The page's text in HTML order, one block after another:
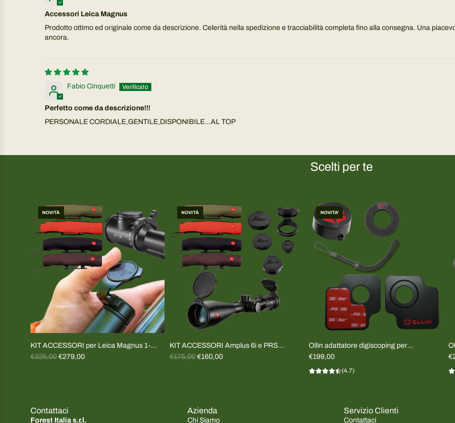
Accessori Leica Magnus
Prodotto ottimo ed originale come da descrizione. Celerità nella spedizione e tracciabilità completa fino alla consegna. Una
ancora.
Fabio Cinquetti
Perfetto come da descrizione!!!
PERSONALE CORDIALE,GENTILE,DISPONIBILE...AL TOP
Scelti per te
NOVITÀ
KIT ACCESSORI per Leica Magnus 1-
6.4x24 e Fortis 1-6x24
P
o
€325,00 €279,00
NOVITÀ
KIT ACCESSORI Amplus 6i e PRS
Tappi+cover
P
€175,00 €160,00
NOVITA'
Ollin adattatore digiscoping per
smartphone universale (KIT COMPLETO)
€199,00
(4.7)
Contattaci
Forest Italia s.r.l.
Azienda
Chi Siamo
Servizio Clienti
Contattaci